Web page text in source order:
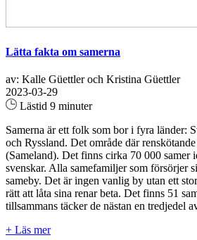
Lätta fakta om samerna
av: Kalle Güettler och Kristina Güettler
2023-03-29
Lästid 9 minuter
Samerna är ett folk som bor i fyra länder:
och Ryssland. Det område där
(Sameland). Det finns cirka 70 000 samer
svenskar. Alla samefamiljer som försörjer
sameby. Det är ingen vanlig by utan ett
rätt att låta sina renar beta. Det finns 51
tillsammans täcker de nästan en tredjedel
+ Läs mer